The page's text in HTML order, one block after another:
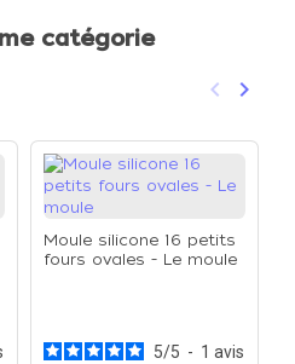
catégorie
Précédent
keyboard_arrow_left keyboard_arrow_right
Moule silicone 16 petits
fours ovales - Le moule
5/5 - 1 avis